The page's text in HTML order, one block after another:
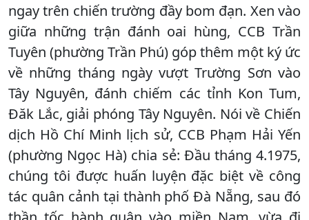
ngay trên chiến trường đầy bom đạn. Xen vào
giữa những trận đánh oai hùng, CCB Trần
Tuyên (phường Trần Phú) góp thêm một ký ức
về những tháng ngày vượt Trường Sơn vào
Tây Nguyên, đánh chiếm các tỉnh Kon Tum,
Đăk Lắc, giải phóng Tây Nguyên. Nói về Chiến
dịch Hồ Chí Minh lịch sử, CCB Phạm Hải Yến
(phường Ngọc Hà) chia sẻ: Đầu tháng 4.1975,
chúng tôi được huấn luyện đặc biệt về công
tác quân cảnh tại thành phố Đà Nẵng, sau đó